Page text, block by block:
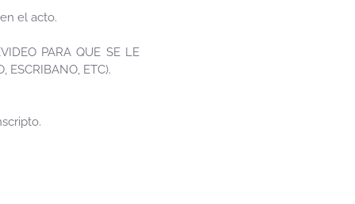
el acto.
PARA QUE SE LE
ESCRIBANO, ETC).